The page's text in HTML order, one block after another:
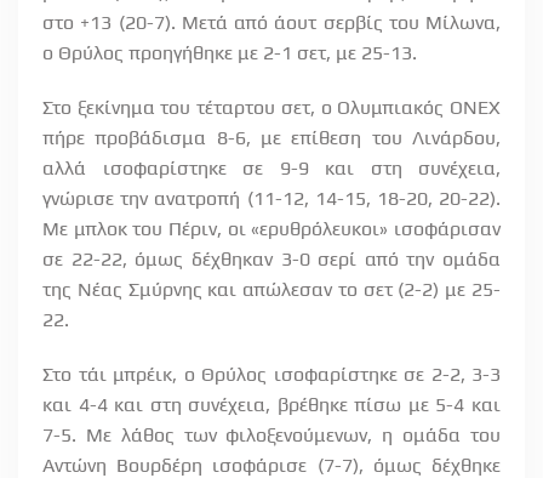
στο +13 (20-7). Μετά από άουτ σερβίς του Μίλωνα,
ο Θρύλος προηγήθηκε με 2-1 σετ, με 25-13.
Στο ξεκίνημα του τέταρτου σετ, ο Ολυμπιακός ΟΝΕΧ
πήρε προβάδισμα 8-6, με επίθεση του Λινάρδου,
αλλά ισοφαρίστηκε σε 9-9 και στη συνέχεια,
γνώρισε την ανατροπή (11-12, 14-15, 18-20, 20-22).
Με μπλοκ του Πέριν, οι «ερυθρόλευκοι» ισοφάρισαν
σε 22-22, όμως δέχθηκαν 3-0 σερί από την ομάδα
της Νέας Σμύρνης και απώλεσαν το σετ (2-2) με 25-
22.
Στο τάι μπρέικ, ο Θρύλος ισοφαρίστηκε σε 2-2, 3-3
και 4-4 και στη συνέχεια, βρέθηκε πίσω με 5-4 και
7-5. Με λάθος των φιλοξενούμενων, η ομάδα του
Αντώνη Βουρδέρη ισοφάρισε (7-7), όμως δέχθηκε